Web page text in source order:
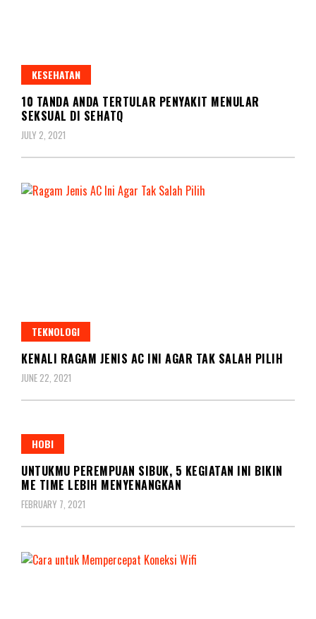
KESEHATAN
10 TANDA ANDA TERTULAR PENYAKIT MENULAR
SEKSUAL DI SEHATQ
JULY 2, 2021
TEKNOLOGI
KENALI RAGAM JENIS AC INI AGAR TAK SALAH PILIH
JUNE 22, 2021
HOBI
UNTUKMU PEREMPUAN SIBUK, 5 KEGIATAN INI BIKIN
ME TIME LEBIH MENYENANGKAN
FEBRUARY 7, 2021